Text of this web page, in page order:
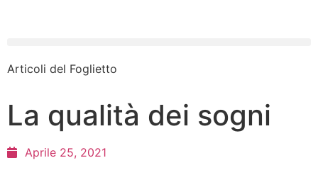
Articoli del Foglietto
La qualità dei sogni
Aprile 25, 2021